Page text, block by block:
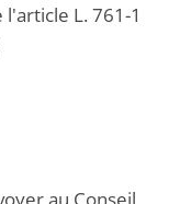
L. 761-1